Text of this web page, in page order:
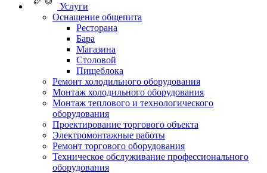
Услуги
Оснащение общепита
Ресторана
Бара
Магазина
Столовой
Пищеблока
Ремонт холодильного оборудования
Монтаж холодильного оборудования
Монтаж теплового и технологического
оборудования
Проектирование торгового объекта
Электромонтажные работы
Ремонт торгового оборудования
Техническое обслуживание профессионального
оборудования